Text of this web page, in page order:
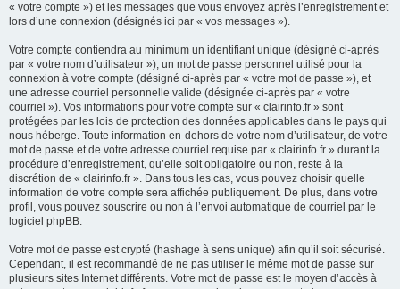
« votre compte ») et les messages que vous envoyez après l’enregistrement et
lors d’une connexion (désignés ici par « vos messages »).
Votre compte contiendra au minimum un identifiant unique (désigné ci-après
par « votre nom d’utilisateur »), un mot de passe personnel utilisé pour la
connexion à votre compte (désigné ci-après par « votre mot de passe »), et
une adresse courriel personnelle valide (désignée ci-après par « votre
courriel »). Vos informations pour votre compte sur « clairinfo.fr » sont
protégées par les lois de protection des données applicables dans le pays qui
nous héberge. Toute information en-dehors de votre nom d’utilisateur, de votre
mot de passe et de votre adresse courriel requise par « clairinfo.fr » durant la
procédure d’enregistrement, qu’elle soit obligatoire ou non, reste à la
discrétion de « clairinfo.fr ». Dans tous les cas, vous pouvez choisir quelle
information de votre compte sera affichée publiquement. De plus, dans votre
profil, vous pouvez souscrire ou non à l’envoi automatique de courriel par le
logiciel phpBB.
Votre mot de passe est crypté (hashage à sens unique) afin qu’il soit sécurisé.
Cependant, il est recommandé de ne pas utiliser le même mot de passe sur
plusieurs sites Internet différents. Votre mot de passe est le moyen d’accès à